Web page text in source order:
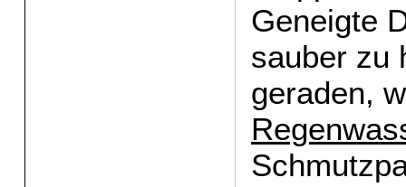
Geneigte
sauber zu
geraden,